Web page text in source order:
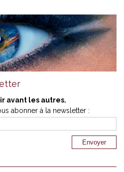
avant les autres.
abonner à la newsletter :